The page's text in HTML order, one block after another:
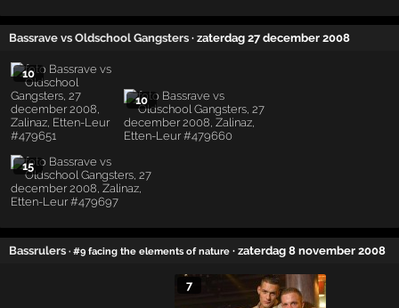
Bassrave vs Oldschool Gangsters · zaterdag 27 december 2008
10
10
15
Bassrulers · #9 facing the elements of nature · zaterdag 8 november 2008
7